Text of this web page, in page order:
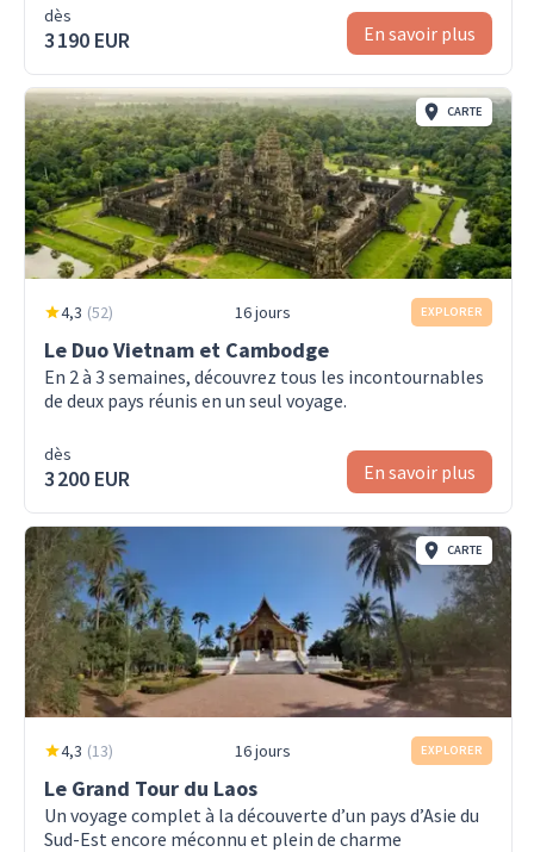
dès
3 190 EUR En savoir plus
CARTE
4,3 (52) 16 jours EXPLORER
Le Duo Vietnam et Cambodge
En 2 à 3 semaines, découvrez tous les incontournables
de deux pays réunis en un seul voyage.
dès
3 200 EUR En savoir plus
CARTE
4,3 (13) 16 jours EXPLORER
Le Grand Tour du Laos
Un voyage complet à la découverte d’un pays d’Asie du
Sud-Est encore méconnu et plein de charme